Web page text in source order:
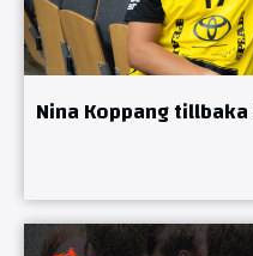
Nina Koppang